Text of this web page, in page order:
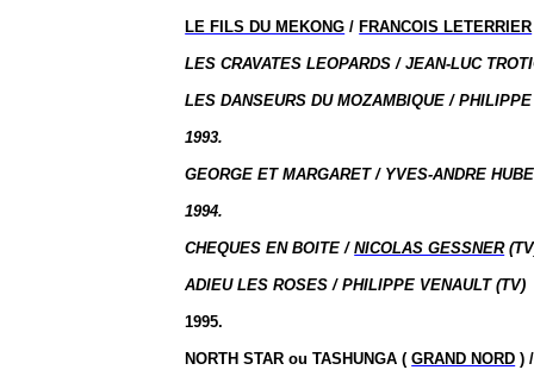
LE FILS DU MEKONG / FRANCOIS LETERRIER
LES CRAVATES LEOPARDS / JEAN-LUC
LES DANSEURS DU MOZAMBIQUE /
1993.
GEORGE ET MARGARET / YVES-ANDRE
1994.
CHEQUES EN BOITE /NICOLAS GESSNER
ADIEU LES ROSES / PHILIPPE VENAULT (TV)
1995.
NORTH STAR ou TASHUNGA (GRAND NORD )